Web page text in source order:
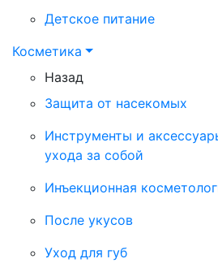
Детское питание
Косметика
Назад
Защита от насекомых
Инструменты и
ухода за собой
Инъекционная
После укусов
Уход для губ